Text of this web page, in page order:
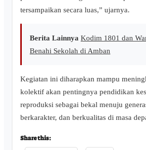
tersampaikan secara luas,” ujarnya.
Berita Lainnya Kodim 1801 dan
Benahi Sekolah di Amban
Kegiatan ini diharapkan mampu
kolektif akan pentingnya pendidikan
reproduksi sebagai bekal menuju
berkarakter, dan berkualitas di masa
Share this: